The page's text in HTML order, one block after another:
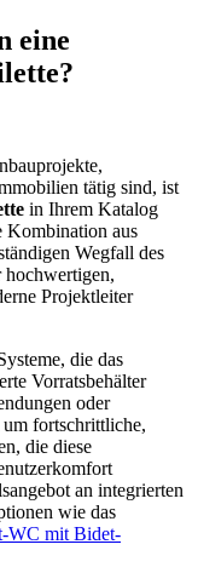
eine
tätig sind, ist
in Ihrem Katalog
Kombination aus
Wegfall des
hochwertigen,
Projektleiter
die das
Vorratsbehälter
oder
fortschrittliche,
die diese
an integrierten
wie das
WC mit Bidet-